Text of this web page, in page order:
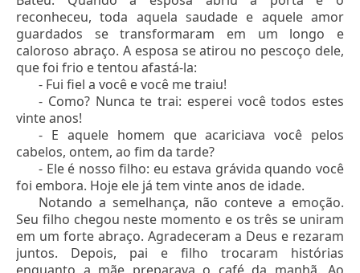
reconheceu, toda aquela saudade e aquele amor
guardados se transformaram em um longo e
caloroso abraço. A esposa se atirou no pescoço dele,
que foi frio e tentou afastá-la:
- Fui fiel a você e você me traiu!
- Como? Nunca te trai: esperei você todos estes
vinte anos!
- E aquele homem que acariciava você pelos
cabelos, ontem, ao fim da tarde?
- Ele é nosso filho: eu estava grávida quando você
foi embora. Hoje ele já tem vinte anos de idade.
Notando a semelhança, não conteve a emoção.
Seu filho chegou neste momento e os três se uniram
em um forte abraço. Agradeceram a Deus e rezaram
juntos. Depois, pai e filho trocaram histórias